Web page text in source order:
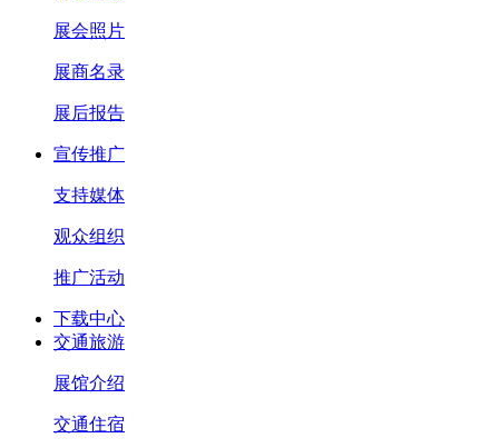
展会照片
展商名录
展后报告
宣传推广
支持媒体
观众组织
推广活动
下载中心
交通旅游
展馆介绍
交通住宿